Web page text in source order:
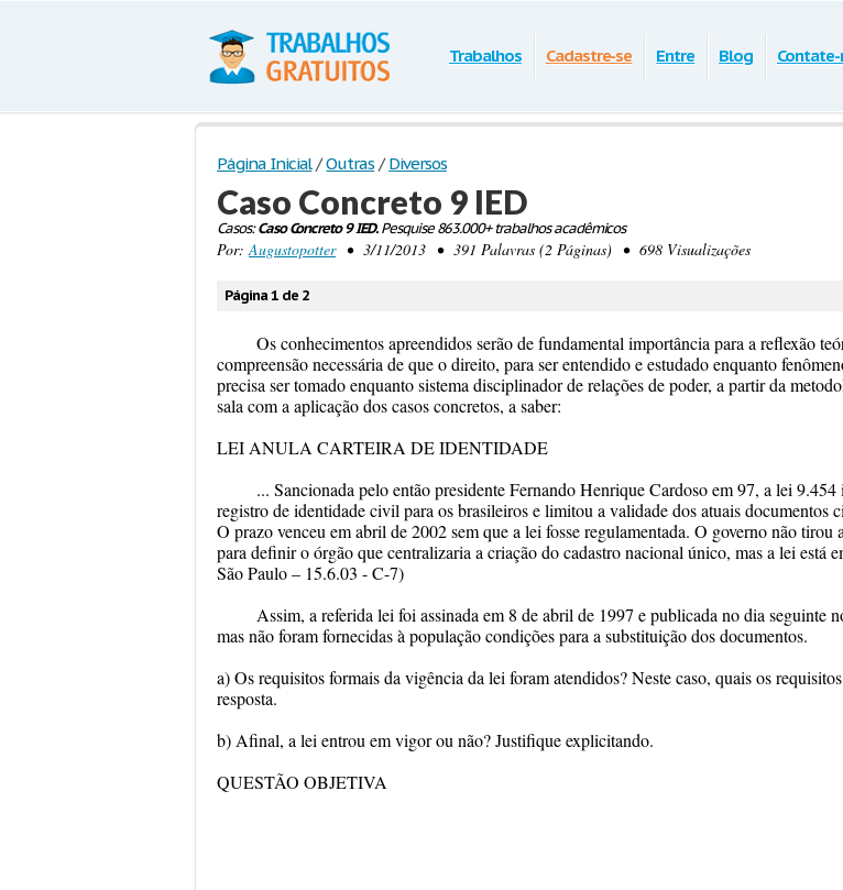
Trabalhos Cadastre-se Entre Blog
Página Inicial / Outras / Diversos
Caso Concreto 9 IED
Casos:Caso Concreto 9 IED.Pesquise 863.000+ trabalhos acadêmicos
Por:Augustopotter• 3/11/2013 • 391 Palavras (2 Páginas) • 698 Visualizações
Página 1 de 2
Os conhecimentos apreendidos serão de fundamental importância para a reflexão
compreensão necessária de que o direito, para ser entendido e estudado enquanto
precisa ser tomado enquanto sistema disciplinador de relações de poder, a partir da
sala com a aplicação dos casos concretos, a saber:
LEI ANULA CARTEIRA DE IDENTIDADE
... Sancionada pelo então presidente Fernando Henrique Cardoso em 97, a lei
registro de identidade civil para os brasileiros e limitou a validade dos atuais documentos
O prazo venceu em abril de 2002 sem que a lei fosse regulamentada. O governo não tirou
para definir o órgão que centralizaria a criação do cadastro nacional único, mas a lei está
São Paulo – 15.6.03 - C-7)
Assim, a referida lei foi assinada em 8 de abril de 1997 e publicada no dia seguinte
mas não foram fornecidas à população condições para a substituição dos documentos.
a) Os requisitos formais da vigência da lei foram atendidos? Neste caso, quais os
resposta.
b) Afinal, a lei entrou em vigor ou não? Justifique explicitando.
QUESTÃO OBJETIVA